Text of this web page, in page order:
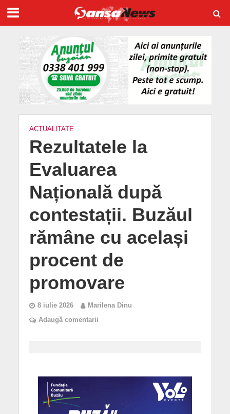
ACTUALITATE
Rezultatele la
Evaluarea
Națională după
contestații. Buzăul
rămâne cu același
procent de
promovare
8 iulie 2026
Marilena Dinu
Adaugă comentarii